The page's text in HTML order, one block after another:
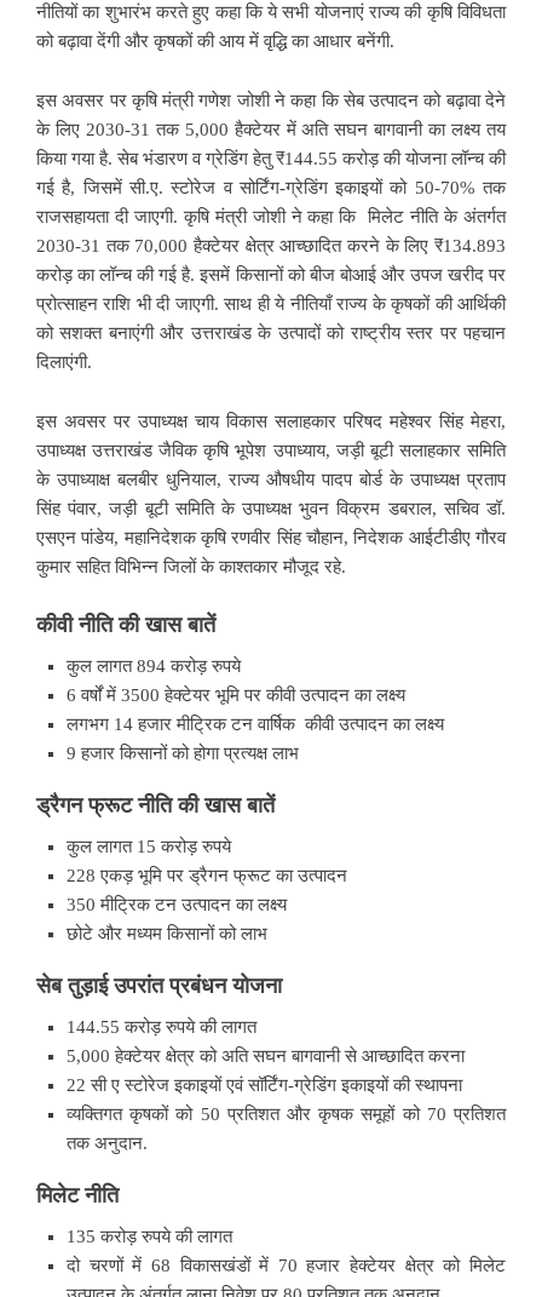
नीतियों का शुभारंभ करते हुए कहा कि ये सभी योजनाएं राज्य की कृषि विविधता
को बढ़ावा देंगी और कृषकों की आय में वृद्धि का आधार बनेंगी.
इस अवसर पर कृषि मंत्री गणेश जोशी ने कहा कि सेब उत्पादन को बढ़ावा देने
के लिए 2030-31 तक 5,000 हैक्टेयर में अति सघन बागवानी का लक्ष्य तय
किया गया है. सेब भंडारण व ग्रेडिंग हेतु ₹144.55 करोड़ की योजना लॉन्च की
गई है, जिसमें सी.ए. स्टोरेज व सोर्टिंग-ग्रेडिंग इकाइयों को 50-70% तक
राजसहायता दी जाएगी. कृषि मंत्री जोशी ने कहा कि मिलेट नीति के अंतर्गत
2030-31 तक 70,000 हैक्टेयर क्षेत्र आच्छादित करने के लिए ₹134.893
करोड़ का लॉन्च की गई है. इसमें किसानों को बीज बोआई और उपज खरीद पर
प्रोत्साहन राशि भी दी जाएगी. साथ ही ये नीतियाँ राज्य के कृषकों की आर्थिकी
को सशक्त बनाएंगी और उत्तराखंड के उत्पादों को राष्ट्रीय स्तर पर पहचान
दिलाएंगी.
इस अवसर पर उपाध्यक्ष चाय विकास सलाहकार परिषद महेश्वर सिंह मेहरा,
उपाध्यक्ष उत्तराखंड जैविक कृषि भूपेश उपाध्याय, जड़ी बूटी सलाहकार समिति
के उपाध्याक्ष बलबीर धुनियाल, राज्य औषधीय पादप बोर्ड के उपाध्यक्ष प्रताप
सिंह पंवार, जड़ी बूटी समिति के उपाध्यक्ष भुवन विक्रम डबराल, सचिव डॉ.
एसएन पांडेय, महानिदेशक कृषि रणवीर सिंह चौहान, निदेशक आईटीडीए गौरव
कुमार सहित विभिन्न जिलों के काश्तकार मौजूद रहे.
कीवीनीतिकीखासबातें
कुल लागत 894 करोड़ रुपये
6 वर्षों में 3500 हेक्टेयर भूमि पर कीवी उत्पादन का लक्ष्य
लगभग 14 हजार मीट्रिक टन वार्षिक कीवी उत्पादन का लक्ष्य
9 हजार किसानों को होगा प्रत्यक्ष लाभ
ड्रैगनफ्रूटनीतिकीखासबातें
कुल लागत 15 करोड़ रुपये
228 एकड़ भूमि पर ड्रैगन फ्रूट का उत्पादन
350 मीट्रिक टन उत्पादन का लक्ष्य
छोटे और मध्यम किसानों को लाभ
सेबतुड़ाईउपरांतप्रबंधनयोजना
144.55 करोड़ रुपये की लागत
5,000 हेक्टेयर क्षेत्र को अति सघन बागवानी से आच्छादित करना
22 सी ए स्टोरेज इकाइयों एवं सॉर्टिंग-ग्रेडिंग इकाइयों की स्थापना
व्यक्तिगत कृषकों को 50 प्रतिशत और कृषक समूहों को 70 प्रतिशत
तक अनुदान.
मिलेटनीति
135 करोड़ रुपये की लागत
दो चरणों में 68 विकासखंडों में 70 हजार हेक्टेयर क्षेत्र को मिलेट